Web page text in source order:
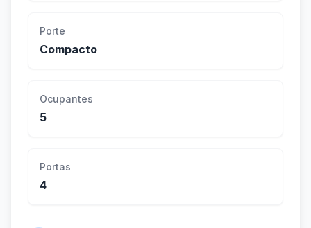
Porte
Compacto
Ocupantes
5
Portas
4